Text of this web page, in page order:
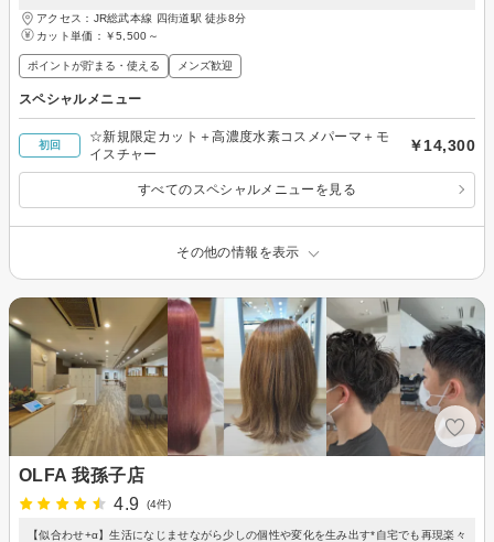
アクセス：JR総武本線 四街道駅 徒歩8分
カット単価： ￥5,500～
ポイントが貯まる・使える メンズ歓迎
スペシャルメニュー
初回
☆新規限定カット＋高濃度水素コスメパーマ＋モ
イスチャー
￥14,300
すべてのスペシャルメニューを見る
その他の情報を表示
OLFA 我孫子店
4.9
(4件)
【似合わせ+α】生活になじませながら少しの個性や変化を生み出す*自宅でも再現楽々